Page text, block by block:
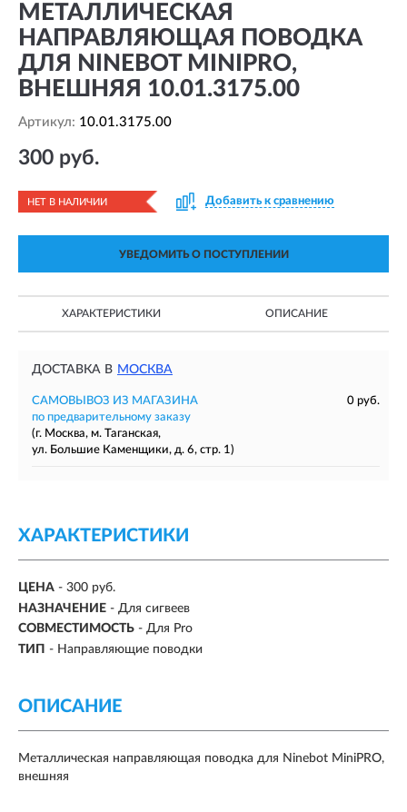
МЕТАЛЛИЧЕСКАЯ
НАПРАВЛЯЮЩАЯ ПОВОДКА
ДЛЯ NINEBOT MINIPRO,
ВНЕШНЯЯ 10.01.3175.00
Артикул: 10.01.3175.00
300 руб.
НЕТ В НАЛИЧИИ Добавить к сравнению
УВЕДОМИТЬ О ПОСТУПЛЕНИИ
ХАРАКТЕРИСТИКИ ОПИСАНИЕ
ДОСТАВКА В МОСКВА
САМОВЫВОЗ ИЗ МАГАЗИНА
0 руб.
по предварительному заказу
(г. Москва, м. Таганская,
ул. Большие Каменщики, д. 6, стр. 1)
ХАРАКТЕРИСТИКИ
ЦЕНА - 300 руб.
НАЗНАЧЕНИЕ - Для сигвеев
СОВМЕСТИМОСТЬ - Для Pro
ТИП - Направляющие поводки
ОПИСАНИЕ
Металлическая направляющая поводка для Ninebot MiniPRO,
внешняя